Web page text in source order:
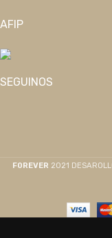
AFIP
SEGUINOS
F0REVER 2021